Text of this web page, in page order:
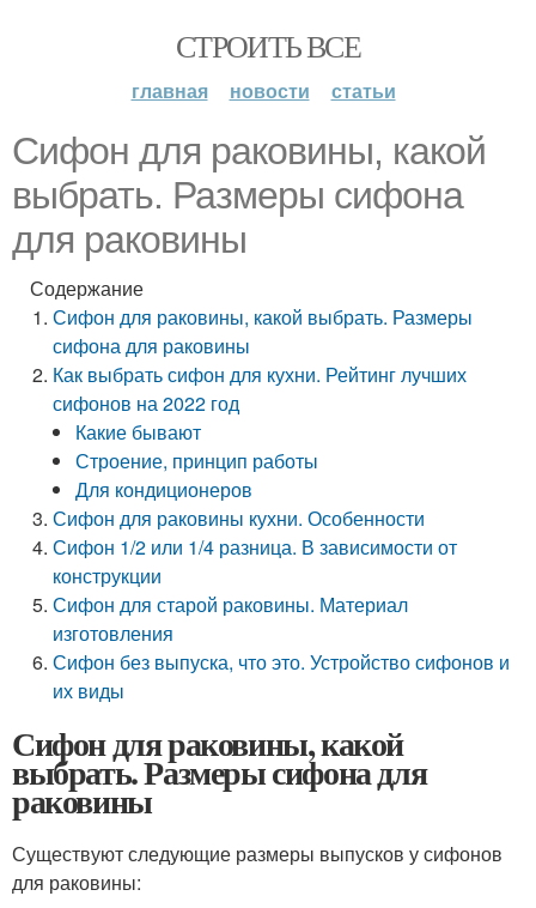
СТРОИТЬ ВСЕ
главная новости статьи
Сифон для раковины, какой
выбрать. Размеры сифона
для раковины
Содержание
Сифон для раковины, какой выбрать. Размеры
сифона для раковины
Как выбрать сифон для кухни. Рейтинг лучших
сифонов на 2022 год
Какие бывают
Строение, принцип работы
Для кондиционеров
Сифон для раковины кухни. Особенности
Сифон 1/2 или 1/4 разница. В зависимости от
конструкции
Сифон для старой раковины. Материал
изготовления
Сифон без выпуска, что это. Устройство сифонов и
их виды
Сифон для раковины, какой
выбрать. Размеры сифона для
раковины
Существуют следующие размеры выпусков у сифонов
для раковины: